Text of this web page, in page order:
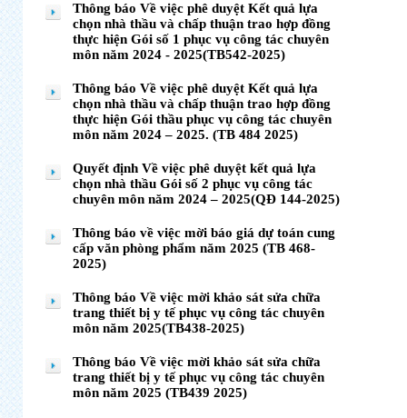
Thông báo Về việc phê duyệt Kết quả lựa
chọn nhà thầu và chấp thuận trao hợp đồng
thực hiện Gói số 1 phục vụ công tác chuyên
môn năm 2024 - 2025(TB542-2025)
Thông báo Về việc phê duyệt Kết quả lựa
chọn nhà thầu và chấp thuận trao hợp đồng
thực hiện Gói thầu phục vụ công tác chuyên
môn năm 2024 – 2025. (TB 484 2025)
Quyết định Về việc phê duyệt kết quả lựa
chọn nhà thầu Gói số 2 phục vụ công tác
chuyên môn năm 2024 – 2025(QĐ 144-2025)
Thông báo về việc mời báo giá dự toán cung
cấp văn phòng phẩm năm 2025 (TB 468-
2025)
Thông báo Về việc mời khảo sát sửa chữa
trang thiết bị y tế phục vụ công tác chuyên
môn năm 2025(TB438-2025)
Thông báo Về việc mời khảo sát sửa chữa
trang thiết bị y tế phục vụ công tác chuyên
môn năm 2025 (TB439 2025)